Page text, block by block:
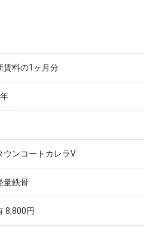
賃料の1ヶ月分
ウンコートカレラⅤ
量鉄骨
8,800円